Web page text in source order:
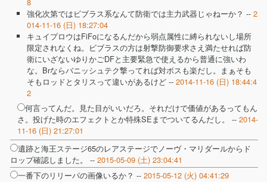
強化次第ではビブラス系なんて防衛では主力武器じゃねーか？ -- 2
014-11-16 (日) 18:27:04
キュイプロウはFiFoになるんだから弱点属性に縛られないし場所
限定されなくね。ビブラスの方は射撃防御要求さえ満たせれば防
衛にいざないゆりかごDFと主要緊急で使えるから普通に強いわ
な。Brならバニッシュテク撃ってれば対ボスも楽だし。まぁそも
そもロッドとタリスって違いがあるけど -- 2014-11-16 (日) 18:44:4
2
何言ってんだ。見た目がいいだろ。それだけで価値があるってもん
さ。投げた時のエフェクトとか特殊SEまでついてるんだし。 -- 2014-
11-16 (日) 21:27:01
遺跡と海王ステージ65のレアステージでノーヴ・マリダールからド
ロップ確認しました。 -- 2015-05-09 (土) 23:04:41
一番下のリリーパの画像いるか？ -- 2015-05-12 (火) 04:41:29